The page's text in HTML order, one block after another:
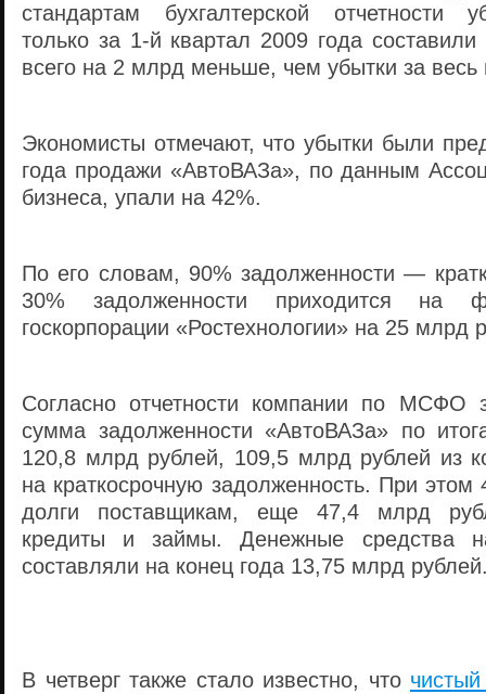
стандартам бухгалтерской отчетности
только за 1-й квартал 2009 года
всего на 2 млрд меньше, чем убытки за
Экономисты отмечают, что убытки были
года продажи «АвтоВАЗа», по данным
бизнеса, упали на 42%.
По его словам, 90% задолженности —
30% задолженности приходится на
госкорпорации «Ростехнологии» на 25 млрд
Согласно отчетности компании по МСФО
сумма задолженности «АвтоВАЗа» по
120,8 млрд рублей, 109,5 млрд рублей из
на краткосрочную задолженность. При
долги поставщикам, еще 47,4 млрд
кредиты и займы. Денежные средства
составляли на конец года 13,75 млрд
В четверг также стало известно, что